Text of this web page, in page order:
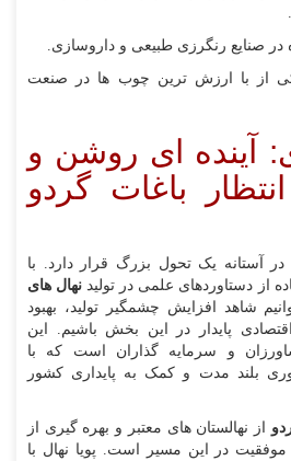
در صنایع رنگرزی طبیعی و داروسازی.
از با ارزش‌ ترین چوب‌ ها در صنعت
آینده‌ ای روشن و
باغات گردو
آستانه یک تحول بزرگ قرار دارد. با
از دستاوردهای علمی در تولید نهال‌ های
شاهد افزایش چشمگیر تولید، بهبود
پایدار در این بخش باشیم. این
و سرمایه‌ گذاران است که با
بلند مدت و کمک به پایداری کشور
از نهالستان‌ های معتبر و بهره‌ گیری از
در این مسیر است. پویا نهال با